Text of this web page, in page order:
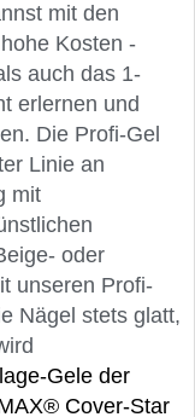
mit den
Kosten -
auch das 1-
erlernen und
Die Profi-Gel
Linie an
mit
oder
unseren Profi-
Nägel stets glatt,
Gele der
Cover-Star